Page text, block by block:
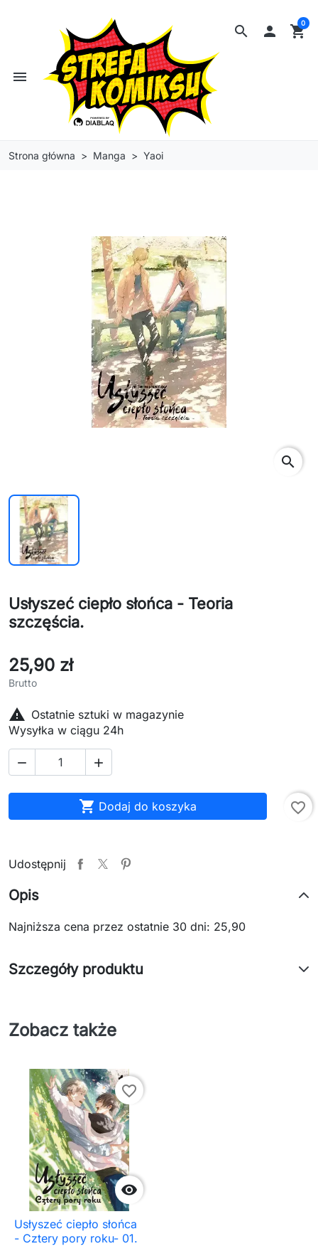
search
menu
 shopping_cart
0
Strona główna Manga Yaoi
search
Usłyszeć ciepło słońca - Teoria
szczęścia.
25,90 zł
Brutto
 Ostatnie sztuki w magazynie
Wysyłka w ciągu 24h
 
 Dodaj do koszyka favorite_border
Udostępnij
Opis
Najniższa cena przez ostatnie 30 dni: 25,90
Szczegóły produktu
Zobacz także

favorite_border
Usłyszeć ciepło słońca
- Cztery pory roku- 01.